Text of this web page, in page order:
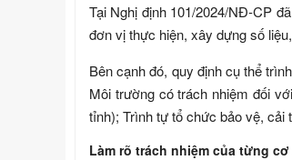
Tại Nghị định 101/2024/NĐ-CP
đơn vị thực hiện, xây dựng số
Bên cạnh đó, quy định cụ thể
Môi trường có trách nhiệm đối
tỉnh); Trình tự tổ chức bảo vệ, cải
Làm rõ trách nhiệm của từng